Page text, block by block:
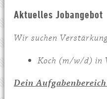
Aktuelles Jobangebot
Wir suchen
Koch (m/w/d) in
Dein